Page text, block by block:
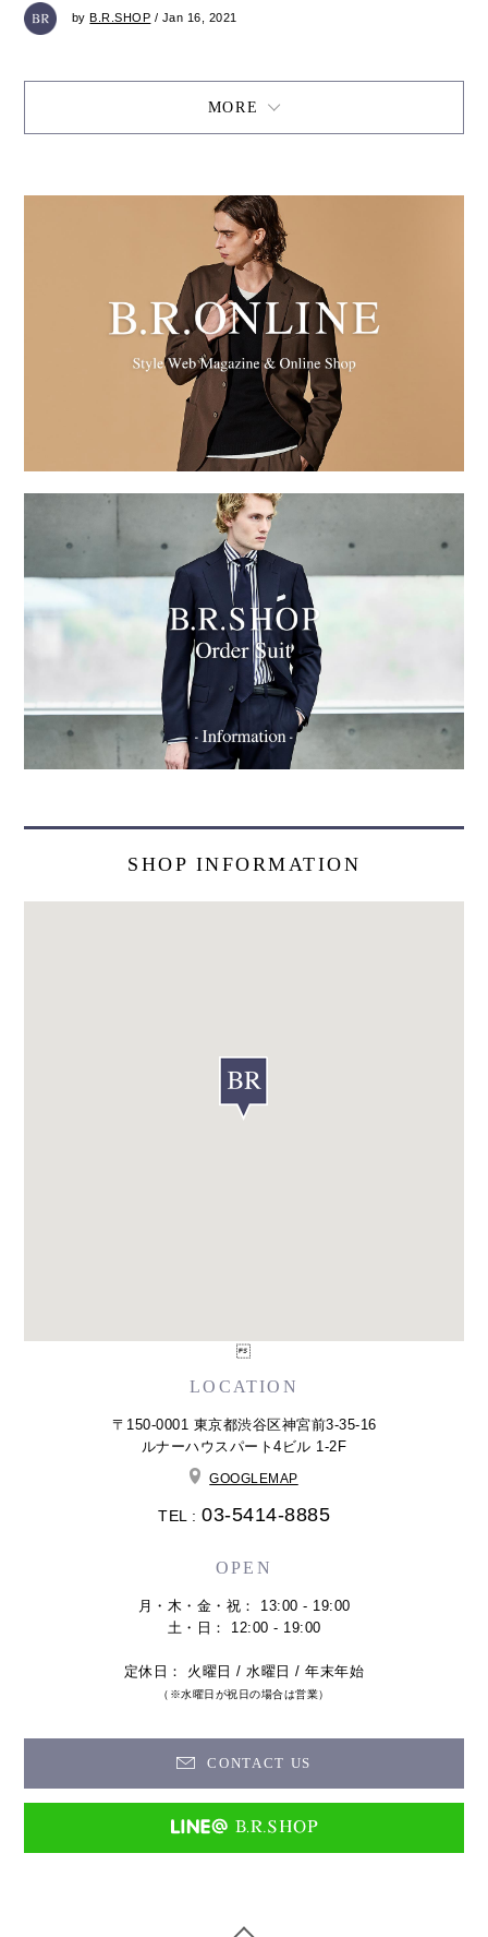
byB.R.SHOP / Jan 16, 2021
MORE
SHOP INFORMATION
LOCATION
〒150-0001 東京都渋谷区神宮前3-35-16
ルナーハウスパート4ビル 1-2F
GOOGLEMAP
TEL : 03-5414-8885
OPEN
月・木・金・祝： 13:00 - 19:00
土・日： 12:00 - 19:00
定休日： 火曜日 / 水曜日 / 年末年始
（※水曜日が祝日の場合は営業）
CONTACT US